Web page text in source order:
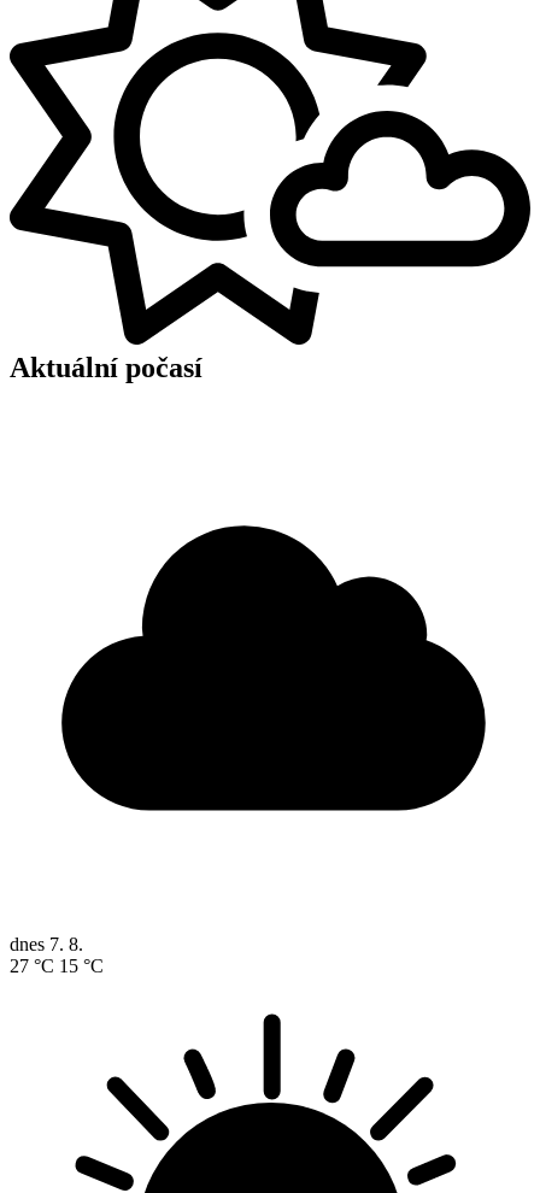
Aktuální počasí
dnes 7. 8.
27 °C 15 °C